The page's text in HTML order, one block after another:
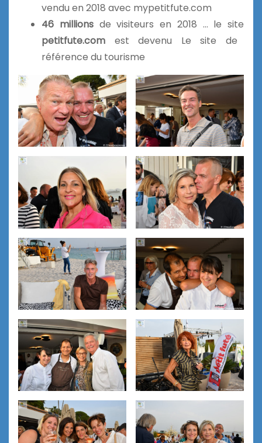
vendu en 2018 avec mypetitfute.com
46 millionsde visiteurs en 2018 … le site
petitfute.com est devenu Le site de
référence du tourisme